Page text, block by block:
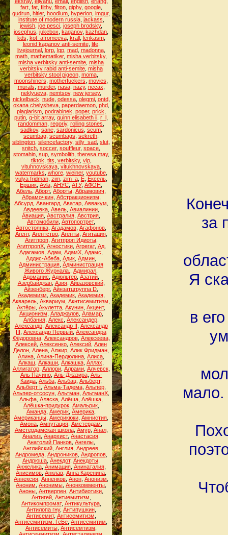
fart, fat, filthy, filton, giphy, google,
gudrun hitler, hoodlum hyperion imgur,
institute of modern russia, jackass
jewish joe pesci joseph brodsky,
josephus jukebox kaganov, kazhdan
kds kot_afromeeva, krall, lenkasm,
leonid kaganov anti-semite, life,
livejournal, lorp, lqp, mad, madonna,
math mathematiker, misha verbitsky,
misha verbitsky anti-semite misha
verbitsky rabid anti-semite, misha
verbitsky stool pigeon, moma,
moonshiners motherfuckers movies
murals murder, nasa, nazy, necax
neklyueva nemtsov, new jersey,
nickelback nude, odessa, olegmi, ontd,
oxana chelysheva, paperdaemon, phd,
plagiarism, podrabinek poper, prick
putin q-bit array, quinn elisabeth ii r_l
randomman regoriy, rolling stones
sadkov, sane, sardonicus scum,
scumbag scumbags sekreth
siblington silencefactory, silly_sad slut
snitch soccer, souffleur, space
stomahin, sup, symbolith, theresa may,
tiktok tits verbitsky, vip,
vituhnovskaya, vitukhnovskaya,
watermarks whore, wieiner, youtube,
yulya fridman, zim, zim_a, Ё, Ёксель,
Ёршик Аvla АНУС АТУ, АФОН
Абель Аборт, Аборты Абрамович
Абрамочкин, Абстракционизм
Абсурд, Авангард, Аватар, Аввакум
Авдеевка, Авель, Авиалинии,
Авиация Австралия Австрия
Автомобили Автопортрет,
Автостоянка Агадамов Агафонов
Агент, Агентство, Агенты, Агитация,
Агитпроп, Агитпроп Идиоты,
АгитпропХ, Агностики, Агрегат, Ад,
Адагамов Адам АдамХ Адамс
Аддис-Абеба Адик Админ
Администрация Администрация
Живого Журнала.
Адмирал
Адоманис Адюльтер Азатий
Азербайджан, Азия, Айвазовский,
Айзенберг, Айнзатцгруппа D
Академизм Академик, Академия,
Акварель Аквариум Акнтисемитизм
Актёры Акулетта Акунин Акцент,
Акционизм Аладжалов, Аламар,
Албания Алекс Александер
Александр, Александр II Александр
III Александр Первый Александра
Фёдоровна, Александров, Алексеева,
Алексей Алексенко Алексий Ален
Делон Алена Алжир Алик Фридман
Алина Алина-Пердюлина Алиса
Алкаш Алкаши Алкашка Аллах
Аллигатор, Аллори, Алрами, Алчевск,
Аль Пачино, Аль-Джазира, Аль-
Каида Альба Альбац Альберт,
Альберт I Альма-Тадема Альпер
Альпер-отсосун Альтман АльтманХ
Альфа Аляска Алёша Алёшка
Алёшка-придурок, Амальрик,
Аманда Америк Америка
Американцы Америкюки Амнистия
Амона Ампутация Амстердам
Амстердамская школа, Амур, Анал,
Анализ Анархист, Анастасия
Анатолий Панков Ангелы
Английский, Англия, Андреев,
Андромеда, Андроников, Андропов,
Андрюша Анекдот, Анекдоты
Анжелика, Анимация, Анинаталия,
Анисимов Анклав Анна Каренина
Аннексия Анненков Анон Анонизм
Аноним Анонимы Анонкомменты
Аноны Антверпен Антибиотики
Антигей, Антиемитизм
Антикомпромат, Антикультура,
Антилопа гну, Антипушкин,
Антисемит, Антисемитизм
Антисемитизм. ГеБе Антисемитим
Антисемиты Антисемтизм
за
Я
в
мало.